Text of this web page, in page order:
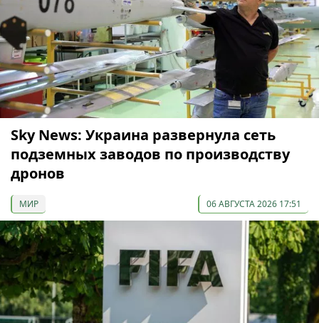
Sky News: Украина развернула сеть
подземных заводов по производству
дронов
МИР 06 АВГУСТА 2026 17:51